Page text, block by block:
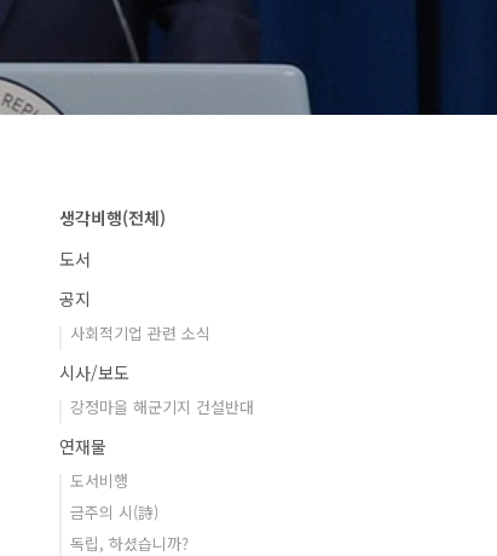
생각비행(전체)
도서
공지
사회적기업 관련 소식
시사/보도
강정마을 해군기지 건설반대
연재물
도서비행
금주의 시(詩)
독립, 하셨습니까?